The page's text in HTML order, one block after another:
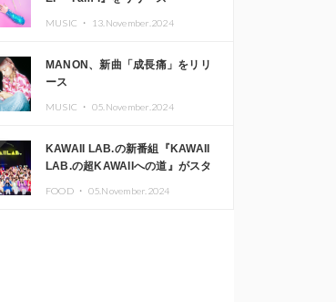
MUSIC ・ 13.November.2024
MANON、新曲「成長痛」をリリ
ース
MUSIC ・ 05.November.2024
KAWAII LAB.の新番組『KAWAII
LAB.の超KAWAIIへの道』がスタ
FOOD ・ 05.November.2024